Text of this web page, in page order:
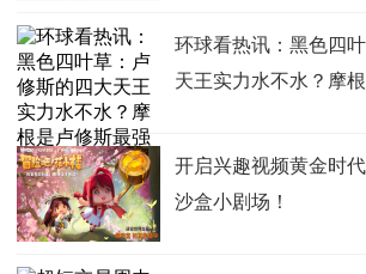
环球看热讯：黑色四
天王实力水不水？摩
开启兴趣视频黄金时
沙盒小剧场！